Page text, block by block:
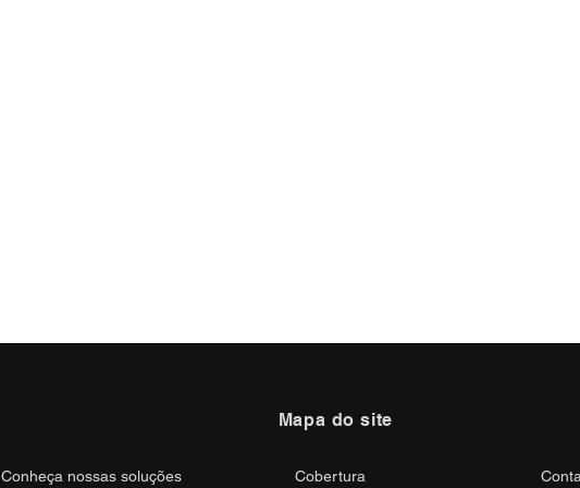
Mapa do site
Conheça nossas soluções Cobertura